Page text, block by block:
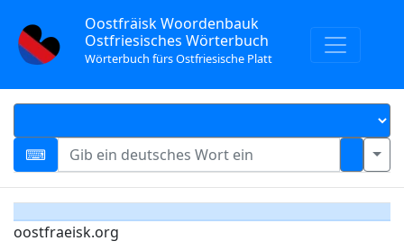
Oostfräisk Woordenbauk
Ostfriesisches Wörterbuch
Wörterbuch fürs Ostfriesische Platt
oostfraeisk.org